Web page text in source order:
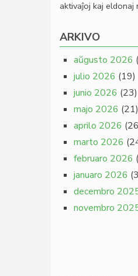
aktivaĵoj kaj eldonaj
ARKIVO
aŭgusto 2026
julio 2026 (19)
junio 2026 (23)
majo 2026 (21)
aprilo 2026
marto 2026
februaro 2026
januaro 2026
decembro
novembro